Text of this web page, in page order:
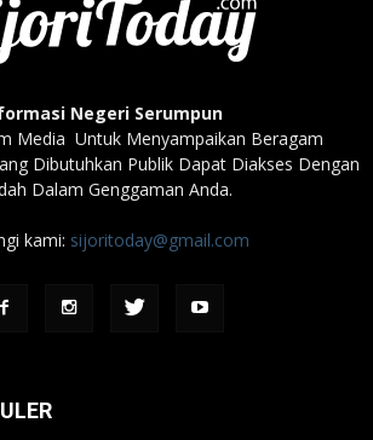
Negeri Serumpun
Media Untuk Menyampaikan Beragam
Dibutuhkan Publik Dapat Diakses Dengan
Dalam Genggaman Anda.
kami: sijoritoday@gmail.com